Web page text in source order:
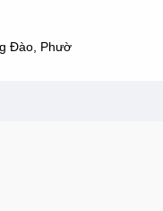
Đào, Phường 14, Tân Bình,